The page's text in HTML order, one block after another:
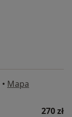
• Mapa
270 zł